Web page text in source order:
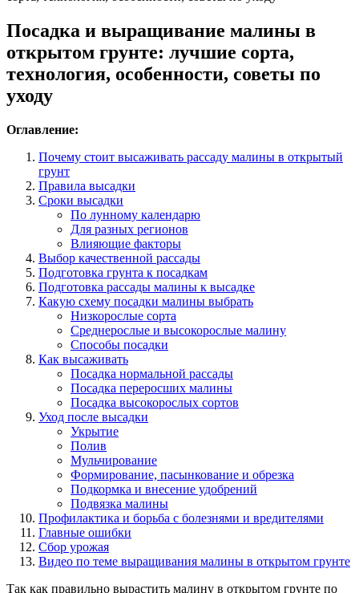
Посадка и выращивание малины в
открытом грунте: лучшие сорта,
технология, особенности, советы по
уходу
Оглавление:
Почему стоит высаживать рассаду малины в открытый
грунт
Правила высадки
Сроки высадки
По лунному календарю
Для разных регионов
Влияющие факторы
Выбор качественной рассады
Подготовка грунта к посадкам
Подготовка рассады малины к высадке
Какую схему посадки малины выбрать
Низкорослые сорта
Среднерослые и высокорослые малину
Способы посадки
Как высаживать
Посадка нормальной рассады
Посадка переросших малины
Посадка высокорослых сортов
Уход после высадки
Укрытие
Полив
Мульчирование
Формирование, пасынкование и обрезка
Подкормка и внесение удобрений
Подвязка малины
Профилактика и борьба с болезнями и вредителями
Главные ошибки
Сбор урожая
Видео по теме выращивания малины в открытом грунте
Так как правильно вырастить малину в открытом грунте по